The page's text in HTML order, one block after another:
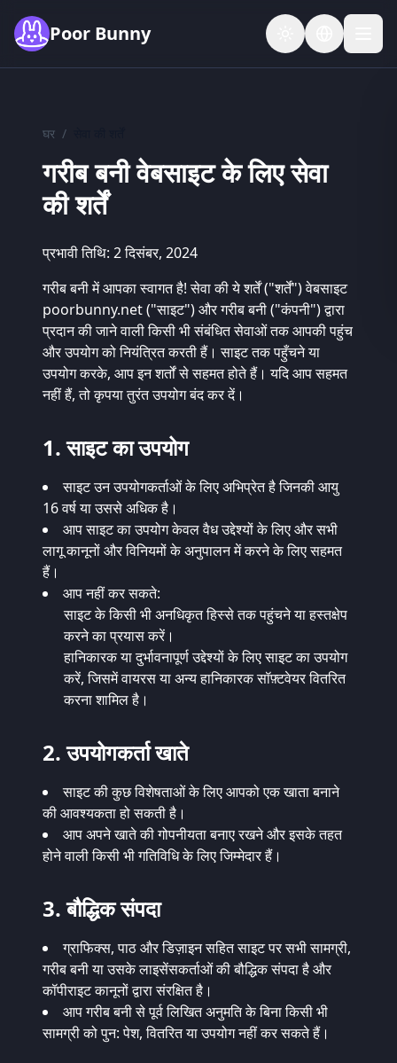
Poor Bunny
घर /
गरीब बनी वेबसाइट के लिए सेवा
की शर्तें
प्रभावी तिथि: 2 दिसंबर, 2024
गरीब बनी में आपका स्वागत है! सेवा की ये शर्तें ("शर्तें") वेबसाइट
poorbunny.net ("साइट") और गरीब बनी ("कंपनी") द्वारा
प्रदान की जाने वाली किसी भी संबंधित सेवाओं तक आपकी पहुंच
और उपयोग को नियंत्रित करती हैं। साइट तक पहुँचने या
उपयोग करके, आप इन शर्तों से सहमत होते हैं। यदि आप सहमत
नहीं हैं, तो कृपया तुरंत उपयोग बंद कर दें।
1. साइट का उपयोग
साइट उन उपयोगकर्ताओं के लिए अभिप्रेत है जिनकी आयु
16 वर्ष या उससे अधिक है।
आप साइट का उपयोग केवल वैध उद्देश्यों के लिए और सभी
लागू कानूनों और विनियमों के अनुपालन में करने के लिए सहमत
हैं।
आप नहीं कर सकते:
साइट के किसी भी अनधिकृत हिस्से तक पहुंचने या हस्तक्षेप
करने का प्रयास करें।
हानिकारक या दुर्भावनापूर्ण उद्देश्यों के लिए साइट का उपयोग
करें, जिसमें वायरस या अन्य हानिकारक सॉफ़्टवेयर वितरित
करना शामिल है।
2. उपयोगकर्ता खाते
साइट की कुछ विशेषताओं के लिए आपको एक खाता बनाने
की आवश्यकता हो सकती है।
आप अपने खाते की गोपनीयता बनाए रखने और इसके तहत
होने वाली किसी भी गतिविधि के लिए जिम्मेदार हैं।
3. बौद्धिक संपदा
ग्राफिक्स, पाठ और डिज़ाइन सहित साइट पर सभी सामग्री,
गरीब बनी या उसके लाइसेंसकर्ताओं की बौद्धिक संपदा है और
कॉपीराइट कानूनों द्वारा संरक्षित है।
आप गरीब बनी से पूर्व लिखित अनुमति के बिना किसी भी
सामग्री को पुन: पेश, वितरित या उपयोग नहीं कर सकते हैं।